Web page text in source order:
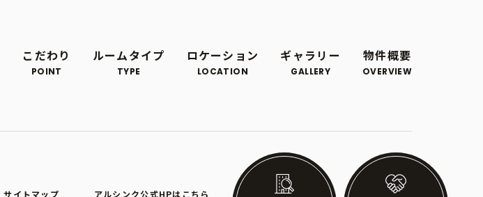
こだわり
POINT
ルームタイプ
TYPE
ロケーション
LOCATION
ギャラリー
GALLERY
物件概要
OVERVIEW
サイトマップ アルシンク公式HPはこちら © 2023 ALTHINK